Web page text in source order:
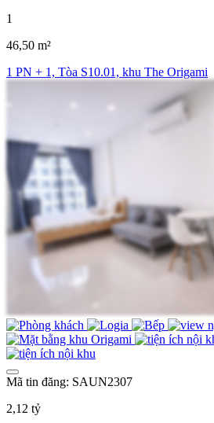
1
46,50 m²
1 PN + 1, Tòa S10.01, khu The Origami
Mã tin đăng: SAUN2307
2,12 tỷ